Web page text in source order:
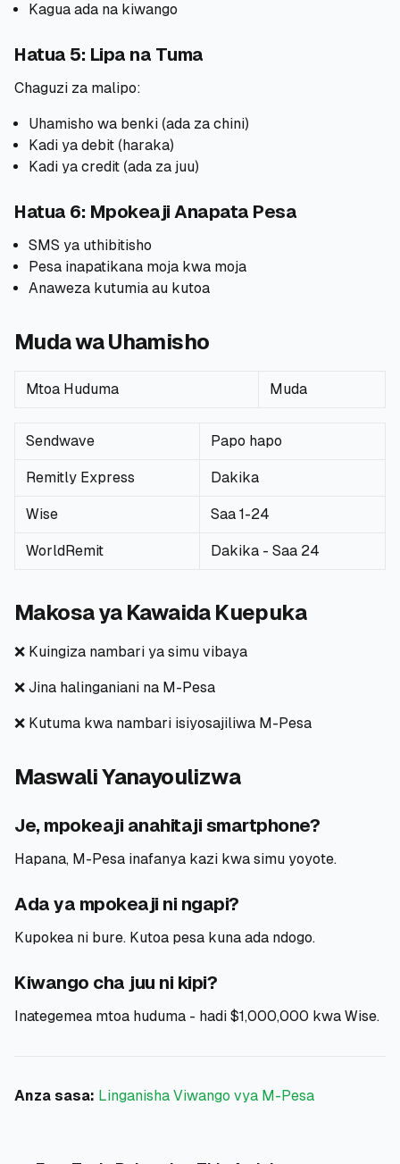
Kagua ada na kiwango
Hatua 5: Lipa na Tuma
Chaguzi za malipo:
Uhamisho wa benki (ada za chini)
Kadi ya debit (haraka)
Kadi ya credit (ada za juu)
Hatua 6: Mpokeaji Anapata Pesa
SMS ya uthibitisho
Pesa inapatikana moja kwa moja
Anaweza kutumia au kutoa
Muda wa Uhamisho
Mtoa Huduma Muda
Sendwave Papo hapo
Remitly Express Dakika
Wise Saa 1-24
WorldRemit Dakika - Saa 24
Makosa ya Kawaida Kuepuka
❌ Kuingiza nambari ya simu vibaya
❌ Jina halinganiani na M-Pesa
❌ Kutuma kwa nambari isiyosajiliwa M-Pesa
Maswali Yanayoulizwa
Je, mpokeaji anahitaji smartphone?
Hapana, M-Pesa inafanya kazi kwa simu yoyote.
Ada ya mpokeaji ni ngapi?
Kupokea ni bure. Kutoa pesa kuna ada ndogo.
Kiwango cha juu ni kipi?
Inategemea mtoa huduma - hadi $1,000,000 kwa Wise.
Anza sasa: Linganisha Viwango vya M-Pesa